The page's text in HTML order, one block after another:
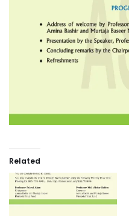
Related